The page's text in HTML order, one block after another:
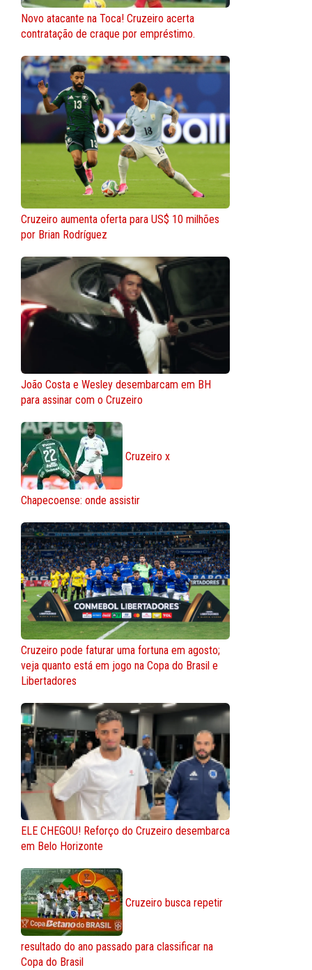
Novo atacante na Toca! Cruzeiro acerta
contratação de craque por empréstimo.
Cruzeiro aumenta oferta para US$ 10 milhões
por Brian Rodríguez
João Costa e Wesley desembarcam em BH
para assinar com o Cruzeiro
Cruzeiro x
Chapecoense: onde assistir
Cruzeiro pode faturar uma fortuna em agosto;
veja quanto está em jogo na Copa do Brasil e
Libertadores
ELE CHEGOU! Reforço do Cruzeiro desembarca
em Belo Horizonte
Cruzeiro busca repetir
resultado do ano passado para classificar na
Copa do Brasil